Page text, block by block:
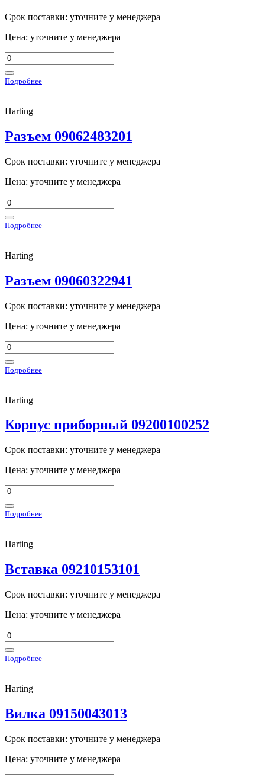
Срок поставки: уточните у менеджера
Цена: уточните у менеджера
Подробнее
Harting
Разъем 09062483201
Срок поставки: уточните у менеджера
Цена: уточните у менеджера
Подробнее
Harting
Разъем 09060322941
Срок поставки: уточните у менеджера
Цена: уточните у менеджера
Подробнее
Harting
Корпус приборный 09200100252
Срок поставки: уточните у менеджера
Цена: уточните у менеджера
Подробнее
Harting
Вставка 09210153101
Срок поставки: уточните у менеджера
Цена: уточните у менеджера
Подробнее
Harting
Вилка 09150043013
Срок поставки: уточните у менеджера
Цена: уточните у менеджера